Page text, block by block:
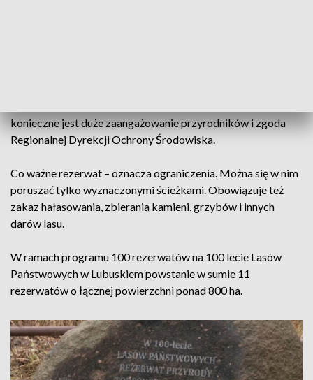
konieczne jest duże zaangażowanie przyrodników i zgoda
Regionalnej Dyrekcji Ochrony Środowiska.
Co ważne rezerwat – oznacza ograniczenia. Można się w nim
poruszać tylko wyznaczonymi ścieżkami. Obowiązuje też
zakaz hałasowania, zbierania kamieni, grzybów i innych
darów lasu.
W ramach programu 100 rezerwatów na 100 lecie Lasów
Państwowych w Lubuskiem powstanie w sumie 11
rezerwatów o łącznej powierzchni ponad 800 ha.